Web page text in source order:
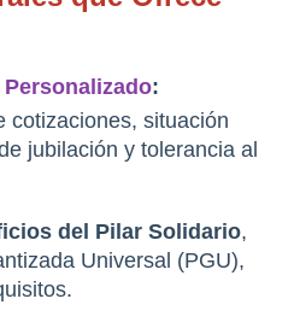
:
cotizaciones, situación
jubilación y tolerancia al
del Pilar Solidario,
Universal (PGU),